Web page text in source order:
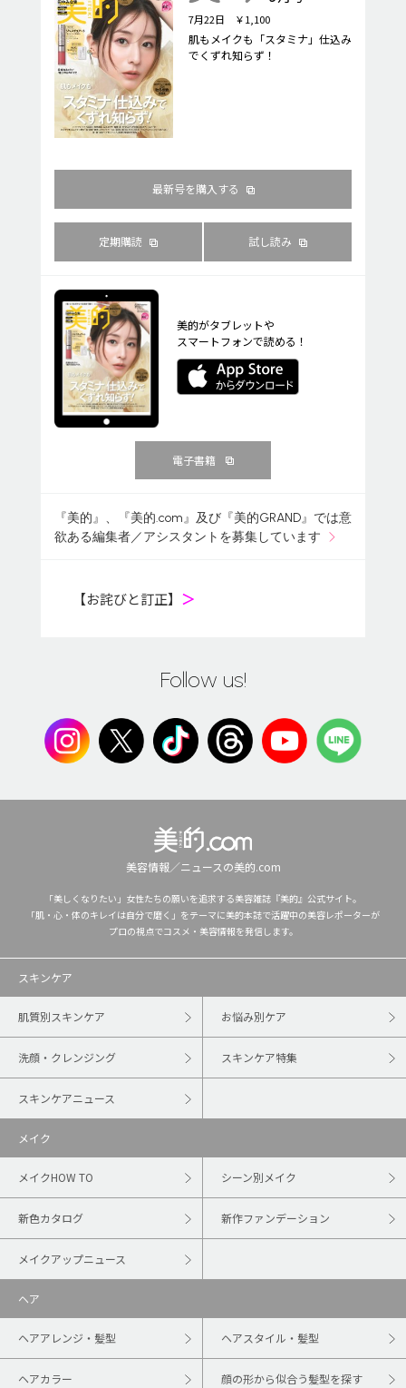
7月22日 ￥1,100
肌もメイクも「スタミナ」仕込み
でくずれ知らず！
最新号を購入する
定期購読 試し読み
美的がタブレットや
スマートフォンで読める！
電子書籍
『美的』、『美的.com』及び『美的GRAND』では意
欲ある編集者／アシスタントを募集しています
【お詫びと訂正】 ＞
Follow us!
美容情報／ニュースの美的.com
「美しくなりたい」女性たちの願いを追求する美容雑誌『美的』公式サイト。
「肌・心・体のキレイは自分で磨く」をテーマに美的本誌で活躍中の美容レポーターが
プロの視点でコスメ・美容情報を発信します。
スキンケア
肌質別スキンケア お悩み別ケア
洗顔・クレンジング スキンケア特集
スキンケアニュース
メイク
メイクHOW TO シーン別メイク
新色カタログ 新作ファンデーション
メイクアップニュース
ヘア
ヘアアレンジ・髪型 ヘアスタイル・髪型
ヘアカラー 顔の形から似合う髪型を探す